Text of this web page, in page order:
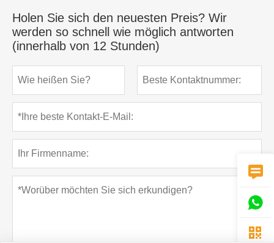
Holen Sie sich den neuesten Preis? Wir
werden so schnell wie möglich antworten
(innerhalb von 12 Stunden)


